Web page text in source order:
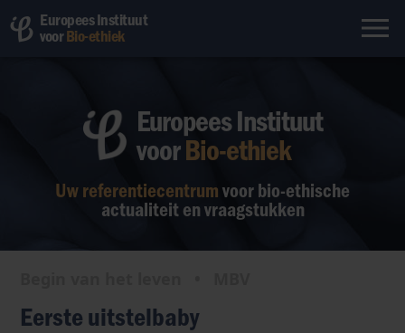
Europees Instituut
voorBio-ethiek
Uw referentiecentrumvoor bio-ethische
actualiteit en vraagstukken
Europees Instituut
voorBio-ethiek
Eerste uitstelbaby